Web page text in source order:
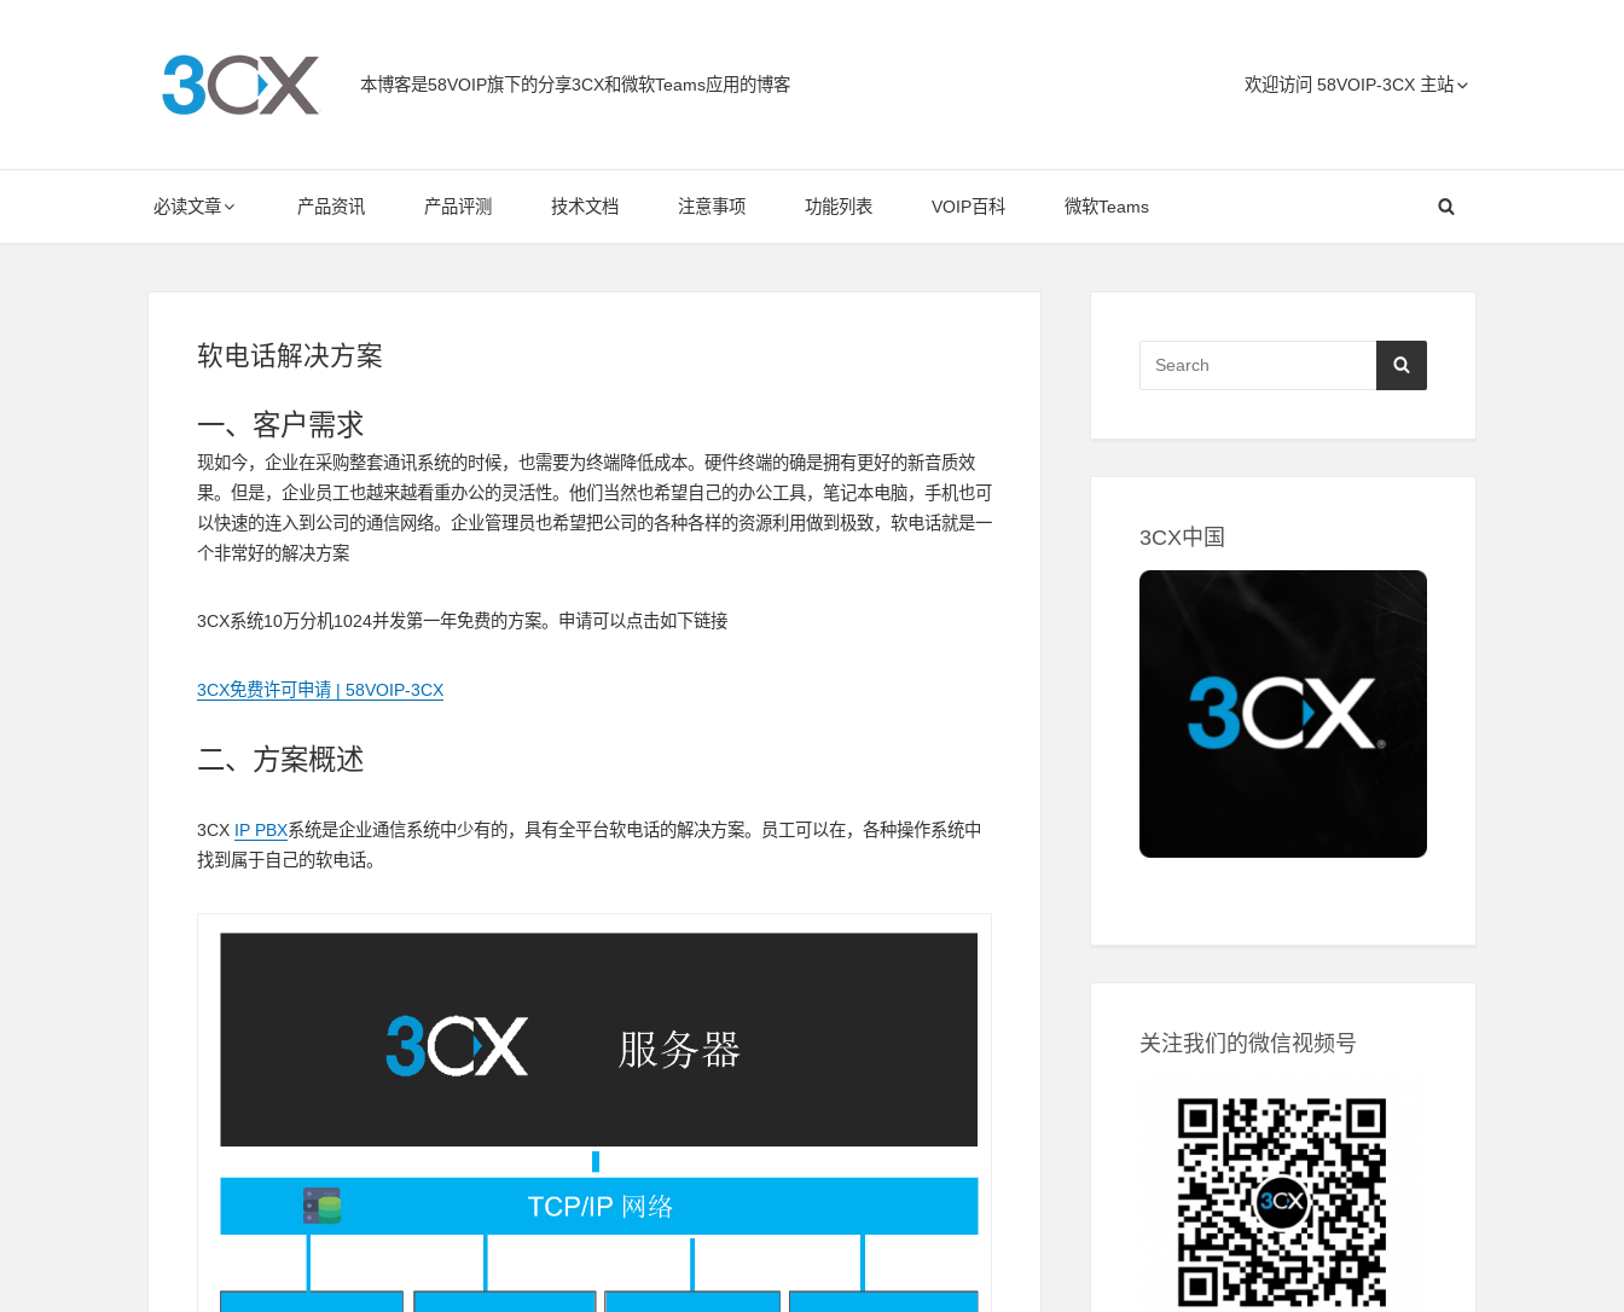
58VOIP企业通信博客
本博客是58VOIP旗下的分享3CX和微软Teams应用的博客
Menu
欢迎访问 58VOIP-3CX 主站
必读文章 产品资讯 产品评测 技术文档 注意事项 功能列表 VOIP百科 微软Teams
软电话解决方案
一、客户需求
现如今，企业在采购整套通讯系统的时候，也需要为终端降低成本。硬件终端的确是拥有更好的新音质效
果。但是，企业员工也越来越看重办公的灵活性。他们当然也希望自己的办公工具，笔记本电脑，手机也可
以快速的连入到公司的通信网络。企业管理员也希望把公司的各种各样的资源利用做到极致，软电话就是一
个非常好的解决方案
3CX系统10万分机1024并发第一年免费的方案。申请可以点击如下链接
3CX免费许可申请 | 58VOIP-3CX
二、方案概述
3CX IP PBX系统是企业通信系统中少有的，具有全平台软电话的解决方案。员工可以在，各种操作系统中
找到属于自己的软电话。
Sidebar
Search
for:
3CX中国
关注我们的微信视频号